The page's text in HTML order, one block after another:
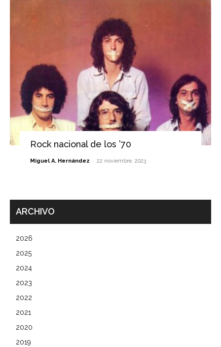
Rock nacional de los ’70
Miguel A. Hernández - 22 noviembre, 2023
ARCHIVO
2026
2025
2024
2023
2022
2021
2020
2019